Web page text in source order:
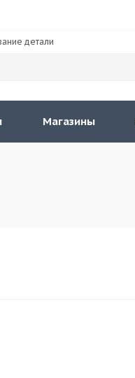
детали
Магазины